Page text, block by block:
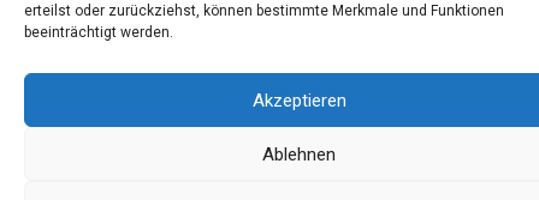
erteilst oder zurückziehst, können bestimmte Merkmale und Funktionen
beeinträchtigt werden.
Akzeptieren
Ablehnen